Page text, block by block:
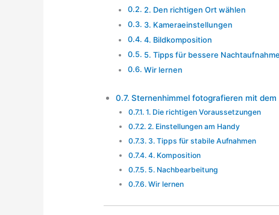
2. Den richtigen Ort wählen
3. Kameraeinstellungen
4. Bildkomposition
5. Tipps für bessere
Wir lernen
Sternenhimmel fotografieren mit
1. Die richtigen Voraussetzungen
2. Einstellungen am Handy
3. Tipps für stabile Aufnahmen
4. Komposition
5. Nachbearbeitung
Wir lernen